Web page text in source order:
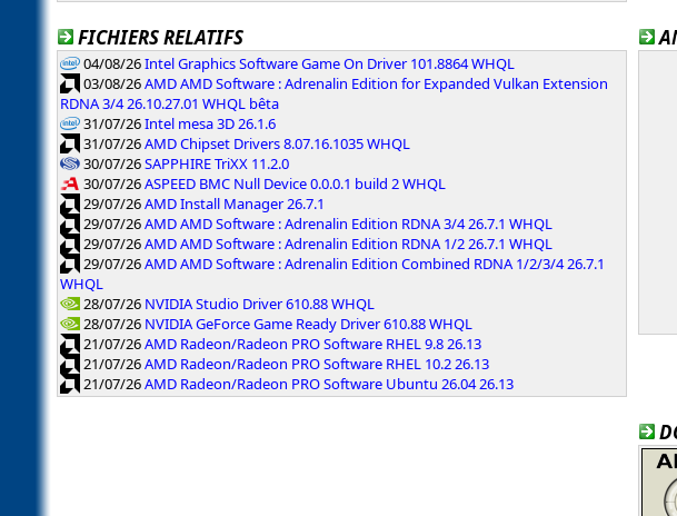
FICHIERS RELATIFS
04/08/26Intel Graphics Software Game On Driver 101.8864 WHQL
03/08/26AMD AMD Software : Adrenalin Edition for Expanded Vulkan Extension
RDNA 3/4 26.10.27.01 WHQL bêta
31/07/26Intel mesa 3D 26.1.6
31/07/26AMD Chipset Drivers 8.07.16.1035 WHQL
30/07/26SAPPHIRE TriXX 11.2.0
30/07/26ASPEED BMC Null Device 0.0.0.1 build 2 WHQL
29/07/26AMD Install Manager 26.7.1
29/07/26AMD AMD Software : Adrenalin Edition RDNA 3/4 26.7.1 WHQL
29/07/26AMD AMD Software : Adrenalin Edition RDNA 1/2 26.7.1 WHQL
29/07/26AMD AMD Software : Adrenalin Edition Combined RDNA 1/2/3/4 26.7.1
WHQL
28/07/26 NVIDIA Studio Driver 610.88 WHQL
28/07/26 NVIDIA GeForce Game Ready Driver 610.88 WHQL
21/07/26AMD Radeon/Radeon PRO Software RHEL 9.8 26.13
21/07/26AMD Radeon/Radeon PRO Software RHEL 10.2 26.13
21/07/26AMD Radeon/Radeon PRO Software Ubuntu 26.04 26.13